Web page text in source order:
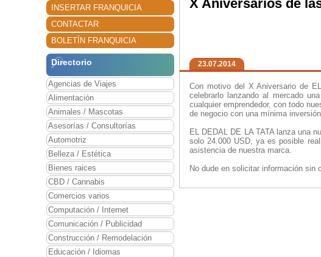
INSERTAR FRANQUICIA
CONTACTAR
BOLETÍN FRANQUICIA
Directorio
Agencias de Viajes
Alimentación
Animales / Mascotas
Asesorías / Consultorías
Automotriz
Belleza / Estética
Bienes raices
CBD / Cannabis
Comercios varios
Computación / Internet
Comunicación / Publicidad
Construcción / Remodelación
Educación / Idiomas
X Aniversarios de
23.07.2014
Con motivo del X Aniversario de
celebrarlo lanzando al mercado
cualquier emprendedor, con todo
de negocio con una mínima
EL DEDAL DE LA TATA lanza una
solo 24.000 USD, ya es posible
asistencia de nuestra marca.
No dude en solicitar información sin